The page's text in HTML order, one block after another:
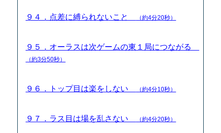
９４．点差に縛られないこと （約4分20秒）
９５．オーラスは次ゲームの東１局につながる
（約3分50秒）
９６．トップ目は楽をしない （約4分10秒）
９７．ラス目は場を乱さない （約4分20秒）